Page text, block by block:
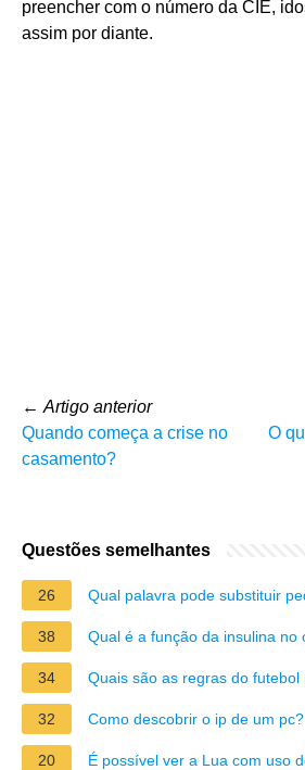
preencher com o número da CIE,
assim por diante.
← Artigo anterior
Quando começa a crise no
casamento?
O
Questões semelhantes
26 Qual palavra pode substituir
38 Qual é a função da insulina no
34 Quais são as regras do futebol
32 Como descobrir o ip de um pc?
20 É possível ver a Lua com uso